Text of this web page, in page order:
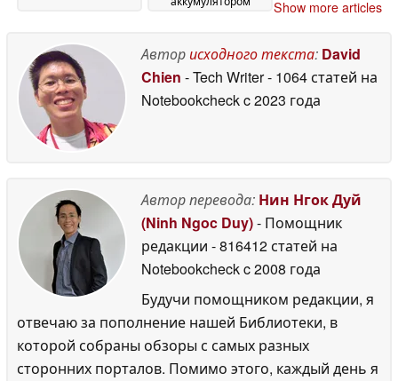
Show more articles
Авторисходного текста: David
Chien - Tech Writer- 1064 статей на
Notebookcheckc 2023 года
Автор перевода: Нин Нгок Дуй
(Ninh Ngoc Duy)- Помощник
редакции - 816412 статей на
Notebookcheckc 2008 года
Будучи помощником редакции, я
отвечаю за пополнение нашей Библиотеки, в
которой собраны обзоры с самых разных
сторонних порталов. Помимо этого, каждый день я